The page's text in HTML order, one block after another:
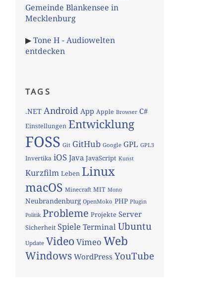
Gemeinde Blankensee in
Mecklenburg
▶Tone H - Audiowelten
entdecken
TAGS
.NET Android App Apple Browser C#
Einstellungen Entwicklung
FOSS Git GitHub Google GPL GPL3
Invertika iOS Java JavaScript Kunst
Kurzfilm Leben Linux
macOS Minecraft MIT Mono
Neubrandenburg OpenMoko PHP Plugin
Politik Probleme Projekte Server
Sicherheit Spiele TerminalUbuntu
Update VideoVimeo Web
Windows WordPress YouTube